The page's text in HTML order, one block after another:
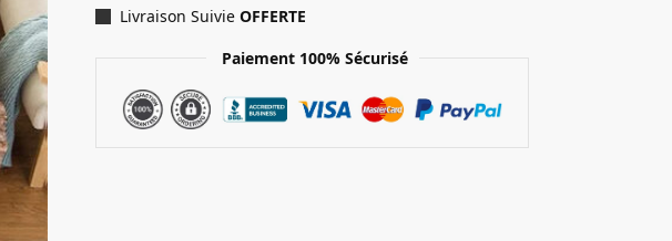
Livraison SuivieOFFERTE
Paiement 100% Sécurisé